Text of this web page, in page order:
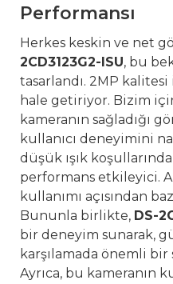
Performansı
Herkes keskin ve net
2CD3123G2-ISU, bu
tasarlandı. 2MP
hale getiriyor. Bizim
kameranın sağladığı
kullanıcı deneyimini
düşük ışık
performans etkileyici.
kullanımı açısından
Bununla birlikte, DS-
bir deneyim sunarak,
karşılamada önemli bir
Ayrıca, bu kameranın